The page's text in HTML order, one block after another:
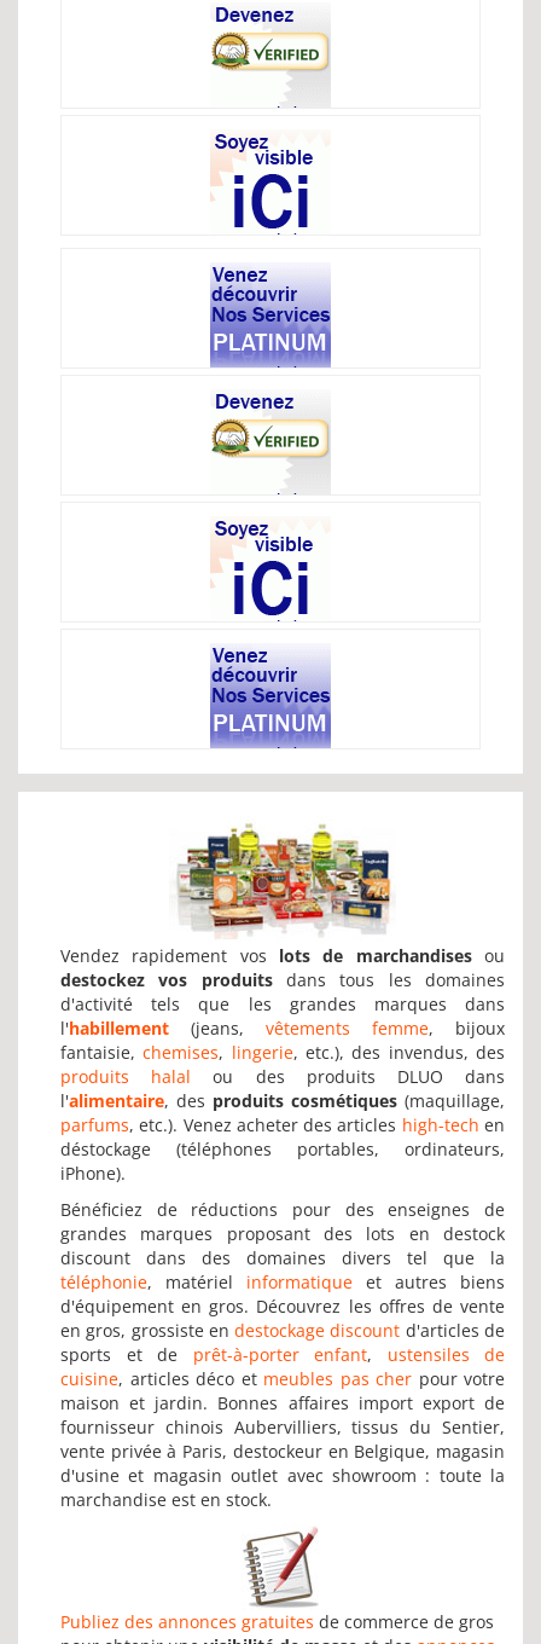
Vendez rapidement vos lots de marchandisesou
destockez vos produitsdans tous les domaines
d'activité tels que les grandes marques dans
l'habillement (jeans, vêtements femme, bijoux
fantaisie,chemises, lingerie, etc.), des invendus, des
produits halal ou des produits DLUO dans
l'alimentaire, des produits cosmétiques (maquillage,
parfums, etc.). Venez acheter des articles high-tech en
déstockage (téléphones portables, ordinateurs,
iPhone).
Bénéficiez de réductions pour des enseignes de
grandes marques proposant des lots en destock
discount dans des domaines divers tel que la
téléphonie, matériel informatique et autres biens
d'équipement en gros. Découvrez les offres de vente
en gros, grossiste endestockage discount d'articles de
sports et de prêt-à-porter enfant, ustensiles de
cuisine, articles déco et meubles pas cher pour votre
maison et jardin. Bonnes affaires import export de
fournisseur chinois Aubervilliers, tissus du Sentier,
vente privée à Paris, destockeur en Belgique, magasin
d'usine et magasin outlet avec showroom : toute la
marchandise est en stock.
Publiez des annonces gratuites de commerce de gros